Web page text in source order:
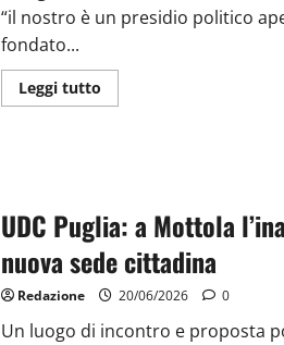
“il nostro è un presidio politico
fondato...
Leggi tutto
UDC Puglia: a Mottola
nuova sede cittadina
Redazione 20/06/2026 0
Un luogo di incontro e proposta